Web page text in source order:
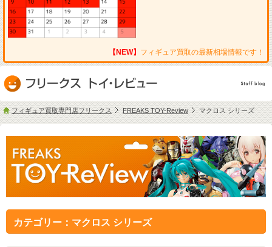
【NEW】 フィギュア買取の最新相場情報です！
フィギュア買取専門店フリークス FREAKS TOY-Review マクロス シリーズ
カテゴリー：マクロス シリーズ